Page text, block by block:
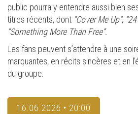
public pourra y entendre aussi bien
titres récents, dont “Cover Me Up”,
“Something More Than Free”.
Les fans peuvent s’attendre à une
marquantes, en récits sincères et en
du groupe.
16.06.2026 • 20:00